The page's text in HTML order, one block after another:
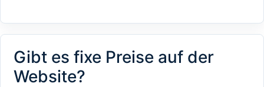
Gibt es fixe Preise auf der
Website?